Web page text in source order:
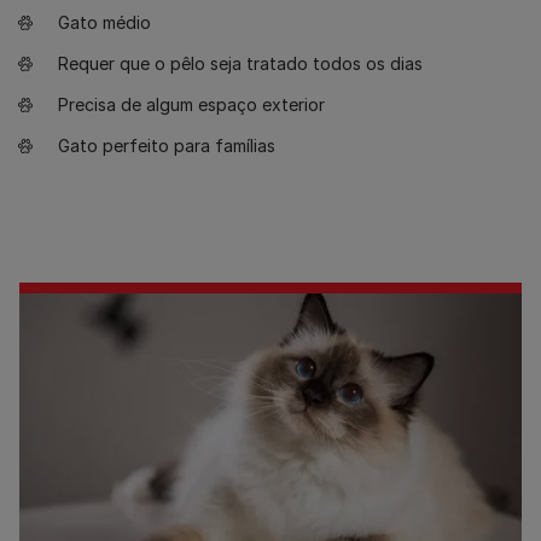
Gato médio
Requer que o pêlo seja tratado todos os dias
Precisa de algum espaço exterior
Gato perfeito para famílias